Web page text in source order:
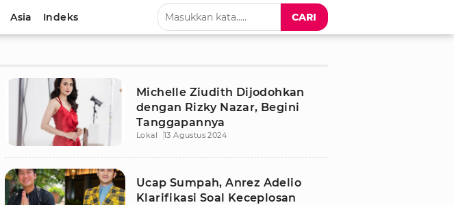
Asia Indeks CARI
Michelle Ziudith Dijodohkan
dengan Rizky Nazar, Begini
Tanggapannya
Lokal 13 Agustus 2024
Ucap Sumpah, Anrez Adelio
Klarifikasi Soal Keceplosan